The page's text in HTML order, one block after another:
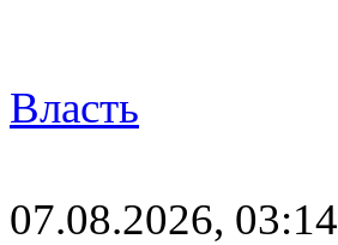
Власть
07.08.2026, 03:14